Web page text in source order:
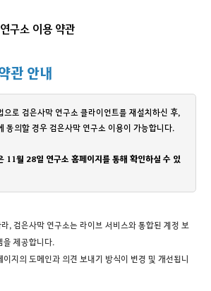
구소 이용 약관
관 안내
으로 검은사막 연구소 클라이언트를 재설치하신 후,
동의할 경우 검은사막 연구소 이용이 가능합니다.
11월 28일 연구소 홈페이지를 통해 확인하실 수 있
, 검은사막 연구소는 라이브 서비스와 통합된 계정 보
을 제공합니다.
지의 도메인과 의견 보내기 방식이 변경 및 개선됩니